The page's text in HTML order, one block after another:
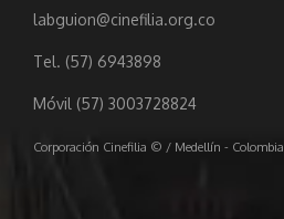
labguion@cinefilia.org.co
Tel. (57) 6943898
Móvil (57) 3003728824
Corporación Cinefilia © / Medellín - Colombia